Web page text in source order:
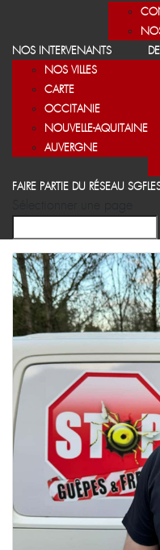
NOS INTERVENANTS
NOS VILLES
CARTE
OCCITANIE
NOUVELLE-AQUITAINE
AUVERGNE
FAIRE PARTIE DU RÉSEAU SGF